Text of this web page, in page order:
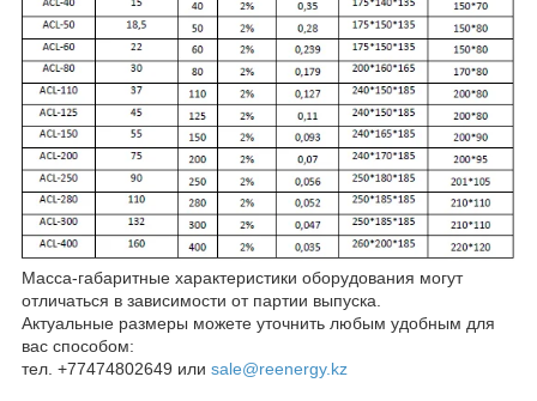
Масса-габаритные характеристики оборудования могут
отличаться в зависимости от партии выпуска.
Актуальные размеры можете уточнить любым удобным для
вас способом:
тел. +77474802649 или sale@reenergy.kz